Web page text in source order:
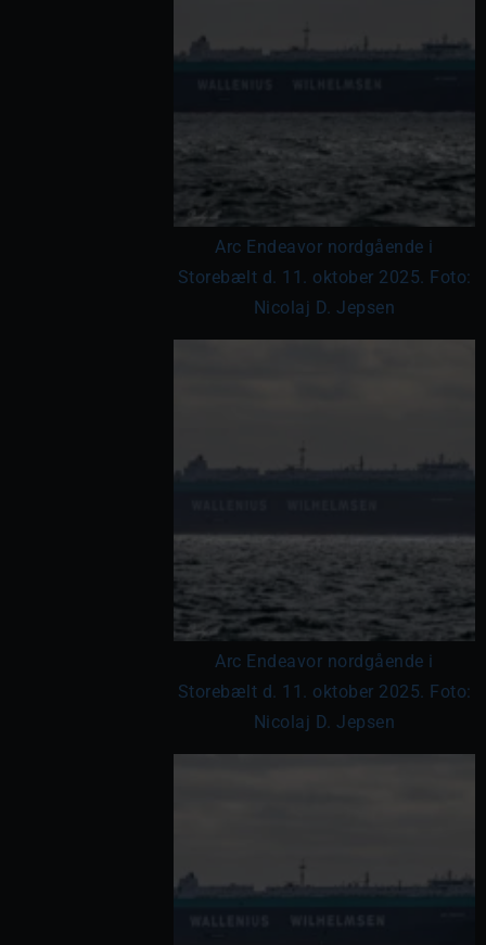
Arc Endeavor nordgående i
Storebælt d. 11. oktober 2025. Foto:
Nicolaj D. Jepsen
Arc Endeavor nordgående i
Storebælt d. 11. oktober 2025. Foto:
Nicolaj D. Jepsen